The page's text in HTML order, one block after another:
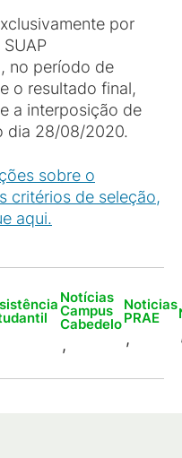
por
no período de
o resultado final,
a interposição de
dia 28/08/2020.
sobre o
critérios de seleção,
aqui.
Notícias
Campus
Cabedelo
,
Noticias
PRAE
,